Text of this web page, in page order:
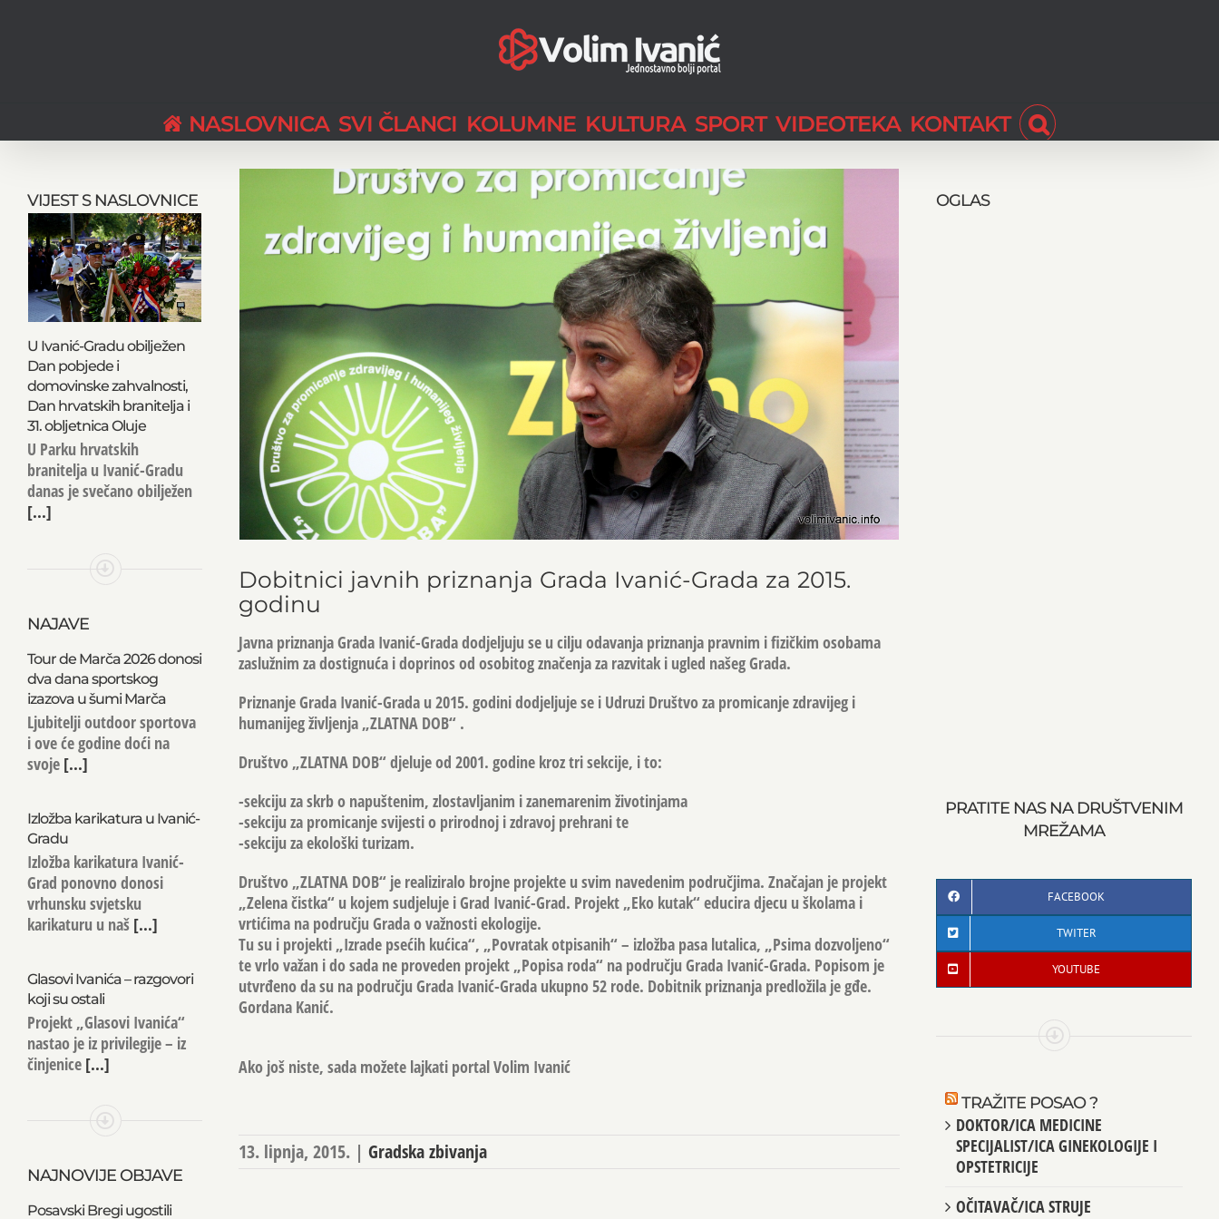
NASLOVNICA SVI ČLANCI KOLUMNE KULTURA SPORT VIDEOTEKA KONTAKT
Dobitnici javnih priznanja Grada Ivanić-Grada za 2015.
godinu
Javna priznanja Grada Ivanić-Grada dodjeljuju se u cilju odavanja priznanja pravnim i fizičkim osobama
zaslužnim za dostignuća i doprinos od osobitog značenja za razvitak i ugled našeg Grada.
Priznanje Grada Ivanić-Grada u 2015. godini dodjeljuje se i Udruzi Društvo za promicanje zdravijeg i
humanijeg življenja „ZLATNA DOB“ .
Društvo „ZLATNA DOB“ djeluje od 2001. godine kroz tri sekcije, i to:
-sekciju za skrb o napuštenim, zlostavljanim i zanemarenim životinjama
-sekciju za promicanje svijesti o prirodnoj i zdravoj prehrani te
-sekciju za ekološki turizam.
Društvo „ZLATNA DOB“ je realiziralo brojne projekte u svim navedenim područjima. Značajan je projekt
„Zelena čistka“ u kojem sudjeluje i Grad Ivanić-Grad. Projekt „Eko kutak“ educira djecu u školama i
vrtićima na području Grada o važnosti ekologije.
Tu su i projekti „Izrade psećih kućica“, „Povratak otpisanih“ – izložba pasa lutalica, „Psima dozvoljeno“
te vrlo važan i do sada ne proveden projekt „Popisa roda“ na području Grada Ivanić-Grada. Popisom je
utvrđeno da su na području Grada Ivanić-Grada ukupno 52 rode. Dobitnik priznanja predložila je gđe.
Gordana Kanić.
Ako još niste, sada možete lajkati portal Volim Ivanić
13. lipnja, 2015. | Gradska zbivanja
VIJEST S NASLOVNICE
U Ivanić-Gradu obilježen
Dan pobjede i
domovinske zahvalnosti,
Dan hrvatskih branitelja i
31. obljetnica Oluje
U Parku hrvatskih
branitelja u Ivanić-Gradu
danas je svečano obilježen
[...]
NAJAVE
Tour de Marča 2026 donosi
dva dana sportskog
izazova u šumi Marča
Ljubitelji outdoor sportova
i ove će godine doći na
svoje[...]
Izložba karikatura u Ivanić-
Gradu
Izložba karikatura Ivanić-
Grad ponovno donosi
vrhunsku svjetsku
karikaturu u naš[...]
Glasovi Ivanića – razgovori
koji su ostali
Projekt „Glasovi Ivanića“
nastao je iz privilegije – iz
činjenice[...]
NAJNOVIJE OBJAVE
Posavski Bregi ugostili
OGLAS
PRATITE NAS NA DRUŠTVENIM
MREŽAMA
FACEBOOK
TWITER
YOUTUBE
TRAŽITE POSAO ?
DOKTOR/ICA MEDICINE
SPECIJALIST/ICA GINEKOLOGIJE I
OPSTETRICIJE
OČITAVAČ/ICA STRUJE